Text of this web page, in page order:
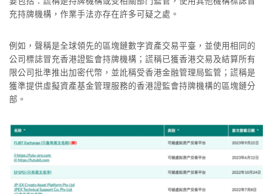
充持牌機構，作業手法亦存在許多可疑之處。
例如，聲稱是全球領先的區塊鏈數字資產交易平臺，並使用相同的
公司標誌冒充香港證監會持牌機構；謊稱已獲香港交易及結算所有
限公司批準推出加密代幣，並訛稱受香港金融管理局監管；謊稱是
獲準提供虛擬資產基金管理服務的香港證監會持牌機構的區塊鏈分
部。